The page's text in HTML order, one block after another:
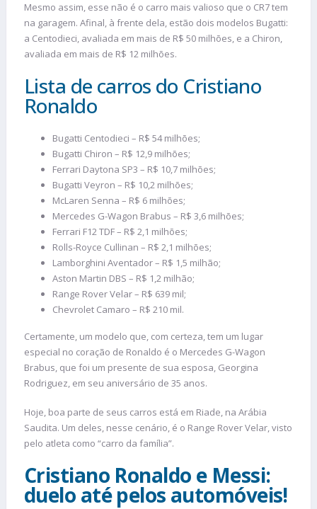
Mesmo assim, esse não é o carro mais valioso que o CR7 tem
na garagem. Afinal, à frente dela, estão dois modelos Bugatti:
a Centodieci, avaliada em mais de R$ 50 milhões, e a Chiron,
avaliada em mais de R$ 12 milhões.
Lista de carros do Cristiano
Ronaldo
Bugatti Centodieci – R$ 54 milhões;
Bugatti Chiron – R$ 12,9 milhões;
Ferrari Daytona SP3 – R$ 10,7 milhões;
Bugatti Veyron – R$ 10,2 milhões;
McLaren Senna – R$ 6 milhões;
Mercedes G-Wagon Brabus – R$ 3,6 milhões;
Ferrari F12 TDF – R$ 2,1 milhões;
Rolls-Royce Cullinan – R$ 2,1 milhões;
Lamborghini Aventador – R$ 1,5 milhão;
Aston Martin DBS – R$ 1,2 milhão;
Range Rover Velar – R$ 639 mil;
Chevrolet Camaro – R$ 210 mil.
Certamente, um modelo que, com certeza, tem um lugar
especial no coração de Ronaldo é o Mercedes G-Wagon
Brabus, que foi um presente de sua esposa, Georgina
Rodriguez, em seu aniversário de 35 anos.
Hoje, boa parte de seus carros está em Riade, na Arábia
Saudita. Um deles, nesse cenário, é o Range Rover Velar, visto
pelo atleta como “carro da família”.
Cristiano Ronaldo e Messi:
duelo até pelos automóveis!